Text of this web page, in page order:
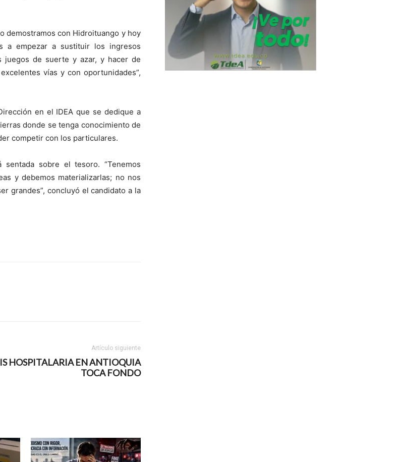
demostramos con Hidroituango y hoy
a empezar a sustituir los ingresos
de suerte y azar, y hacer de
vías y con oportunidades”,
en el IDEA que se dedique a
donde se tenga conocimiento de
competir con los particulares.
sobre el tesoro. “Tenemos
y debemos materializarlas; no nos
grandes”, concluyó el candidato a la
Artículo siguiente
HOSPITALARIA EN ANTIOQUIA
TOCA FONDO